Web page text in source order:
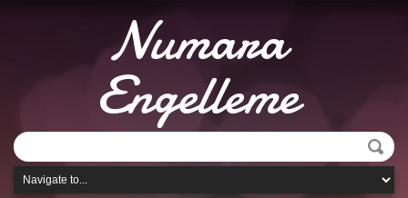
Numara
Engelleme